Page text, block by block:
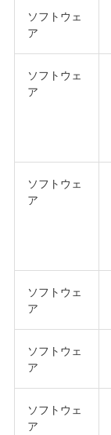
ソフトウェ
ア
ソフトウェ
ア
ソフトウェ
ア
ソフトウェ
ア
ソフトウェ
ア
ソフトウェ
ア